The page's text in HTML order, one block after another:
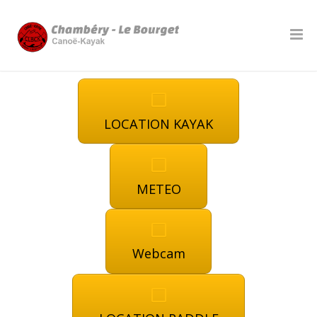
LOCATION KAYAK
METEO
Webcam